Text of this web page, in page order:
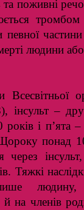
та поживні
тромбом
певної
людини або
інсульт –
і п’ята
понад
через
Тяжкі
людину,
на членів